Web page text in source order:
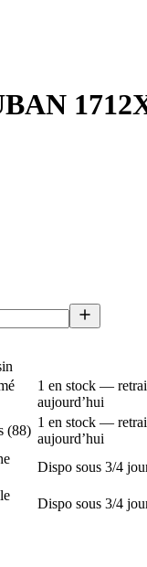
1 en stock —
aujourd’hui
(88)
1 en stock —
aujourd’hui
Dispo sous 3/4
Dispo sous 3/4